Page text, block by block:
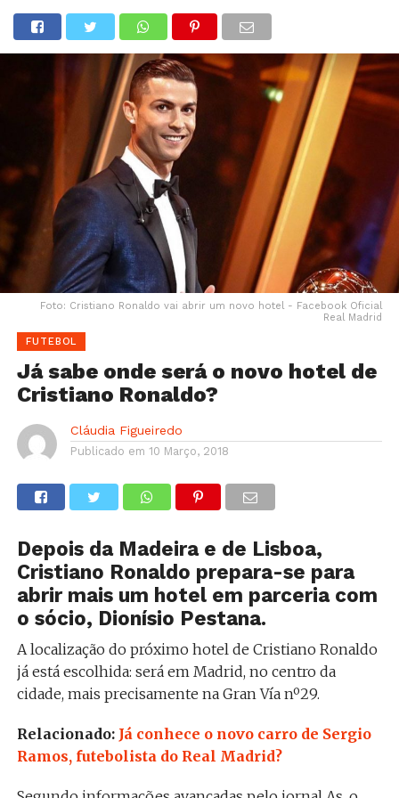
Foto: Cristiano Ronaldo vai abrir um novo hotel - Facebook Oficial
Real Madrid
FUTEBOL
Já sabe onde será o novo hotel de
Cristiano Ronaldo?
Cláudia Figueiredo
Publicado em 10 Março, 2018
Depois da Madeira e de Lisboa,
Cristiano Ronaldo prepara-se para
abrir mais um hotel em parceria com
o sócio, Dionísio Pestana.
A localização do próximo hotel de Cristiano Ronaldo
já está escolhida: será em Madrid, no centro da
cidade, mais precisamente na Gran Vía nº29.
Relacionado: Já conhece o novo carro de Sergio
Ramos, futebolista do Real Madrid?